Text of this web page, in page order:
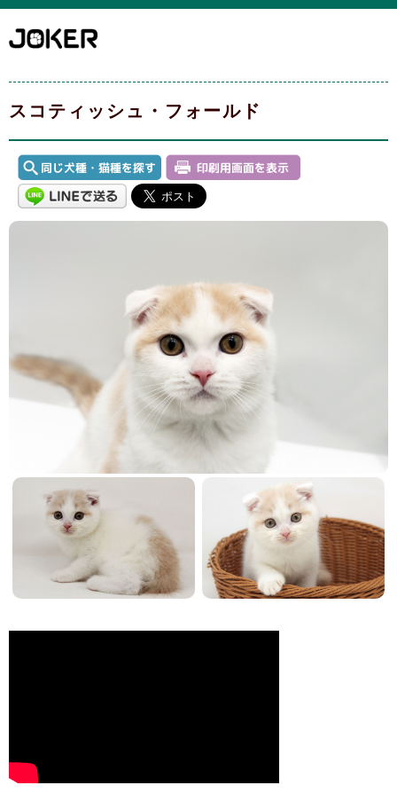
スコティッシュ・フォールド